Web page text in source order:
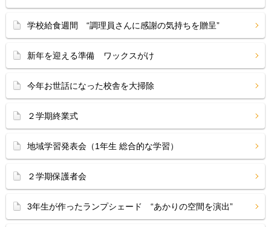
学校給食週間 “調理員さんに感謝の気持ちを贈呈”
新年を迎える準備 ワックスがけ
今年お世話になった校舎を大掃除
２学期終業式
地域学習発表会（1年生 総合的な学習）
２学期保護者会
3年生が作ったランプシェード “あかりの空間を演出”